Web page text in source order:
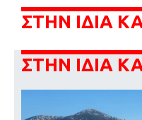
ΣΤΗΝ ΙΔΙΑ
ΣΤΗΝ ΙΔΙΑ